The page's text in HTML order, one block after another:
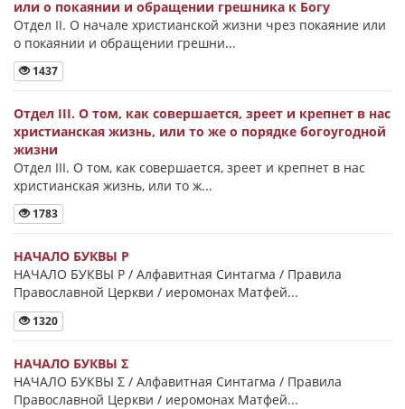
или о покаянии и обращении грешника к Богу
Отдел II. О начале христианской жизни чрез покаяние или
о покаянии и обращении грешни...
1437
Отдел III. О том, как совершается, зреет и крепнет в нас
христианская жизнь, или то же о порядке богоугодной
жизни
Отдел III. О том, как совершается, зреет и крепнет в нас
христианская жизнь, или то ж...
1783
НАЧАЛО БУКВЫ Ρ
НАЧАЛО БУКВЫ Ρ / Алфавитная Синтагма / Правила
Православной Церкви / иеромонах Матфей...
1320
НАЧАЛО БУКВЫ Σ
НАЧАЛО БУКВЫ Σ / Алфавитная Синтагма / Правила
Православной Церкви / иеромонах Матфей...